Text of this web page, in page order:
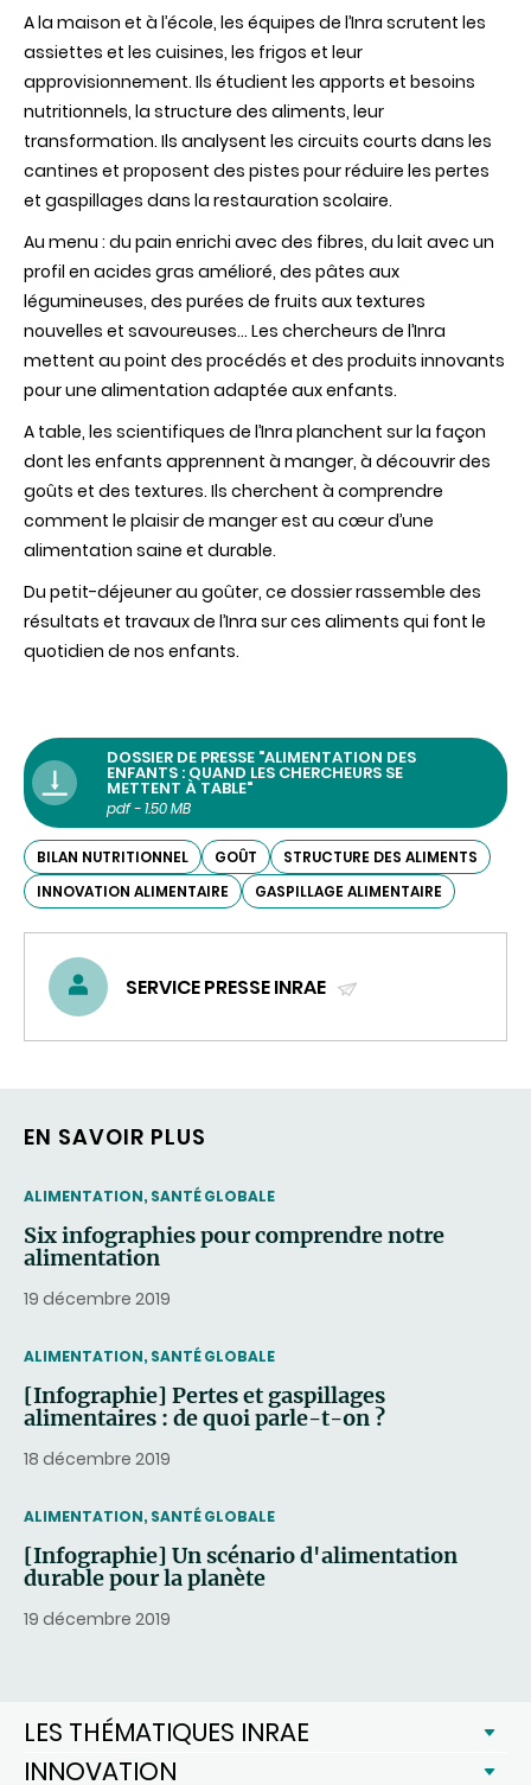
mettent
à
A la maison et à l’école, les équipes de l’Inra scrutent les
assiettes et les cuisines, les frigos et leur
approvisionnement. Ils étudient les apports et besoins
nutritionnels, la structure des aliments, leur
transformation. Ils analysent les circuits courts dans les
cantines et proposent des pistes pour réduire les pertes
et gaspillages dans la restauration scolaire.
Au menu : du pain enrichi avec des fibres, du lait avec un
profil en acides gras amélioré, des pâtes aux
légumineuses, des purées de fruits aux textures
nouvelles et savoureuses... Les chercheurs de l’Inra
mettent au point des procédés et des produits innovants
pour une alimentation adaptée aux enfants.
A table, les scientifiques de l’Inra planchent sur la façon
dont les enfants apprennent à manger, à découvrir des
goûts et des textures. Ils cherchent à comprendre
comment le plaisir de manger est au cœur d’une
alimentation saine et durable.
Du petit-déjeuner au goûter, ce dossier rassemble des
résultats et travaux de l’Inra sur ces aliments qui font le
quotidien de nos enfants.
DOSSIER DE PRESSE "ALIMENTATION DES
ENFANTS : QUAND LES CHERCHEURS SE
METTENT À TABLE"
pdf - 1.50 MB
BILAN NUTRITIONNEL GOÛT
STRUCTURE DES ALIMENTS
INNOVATION ALIMENTAIRE
GASPILLAGE ALIMENTAIRE
SERVICE PRESSE INRAE
UN
EN SAVOIR PLUS
THEMATIC
ALIMENTATION, SANTÉ GLOBALE
Six infographies pour comprendre notre
alimentation
19 décembre 2019
THEMATIC
ALIMENTATION, SANTÉ GLOBALE
[Infographie] Pertes et gaspillages
alimentaires : de quoi parle-t-on ?
18 décembre 2019
THEMATIC
ALIMENTATION, SANTÉ GLOBALE
[Infographie] Un scénario d'alimentation
durable pour la planète
19 décembre 2019
LES THÉMATIQUES INRAE
INNOVATION